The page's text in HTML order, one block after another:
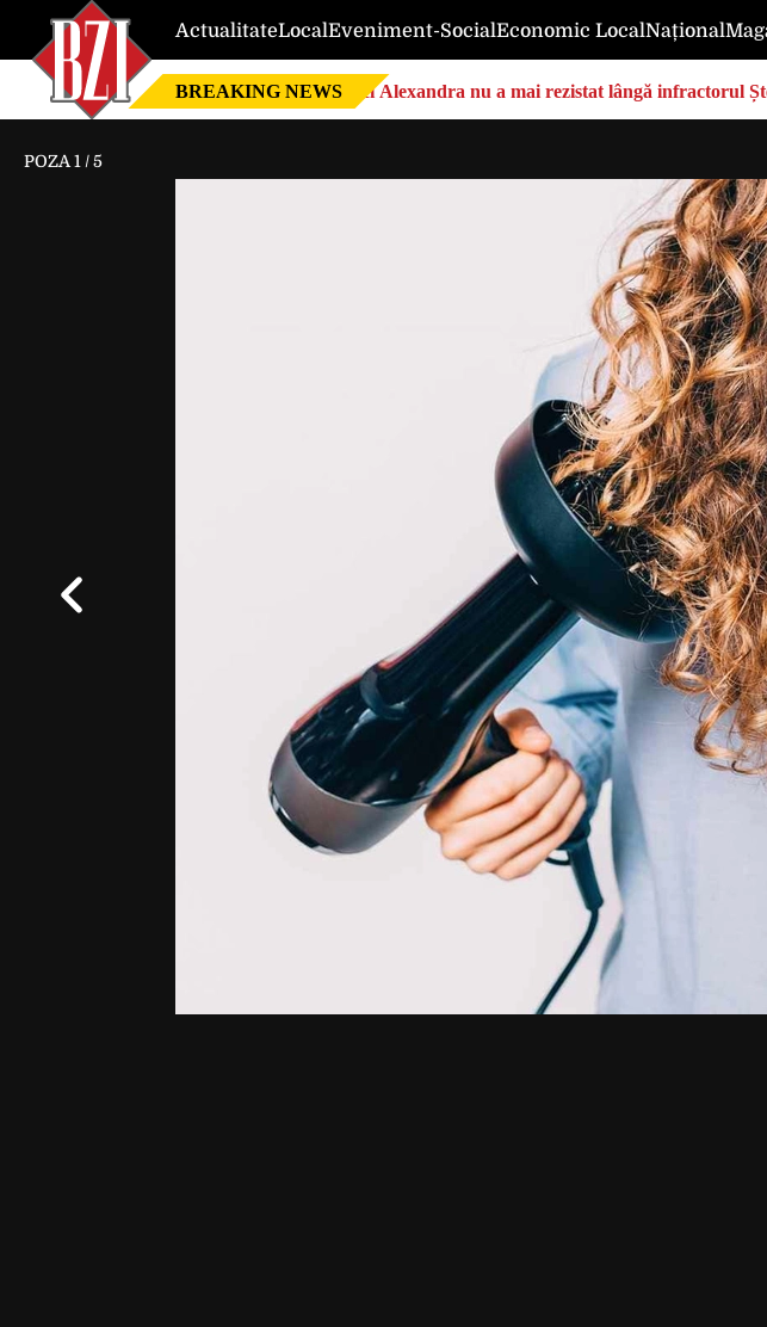
ActualitateLocalEveniment-SocialEconomic LocalNațional
BREAKING NEWS Nici Alexandra nu a mai rezistat lângă infractorul
POZA 1 /5